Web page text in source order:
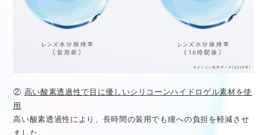
② 高い酸素透過性で目に優しいシリコーンハイドロゲル素材を使
用
高い酸素透過性により、長時間の装用でも瞳への負担を軽減させ
ました。